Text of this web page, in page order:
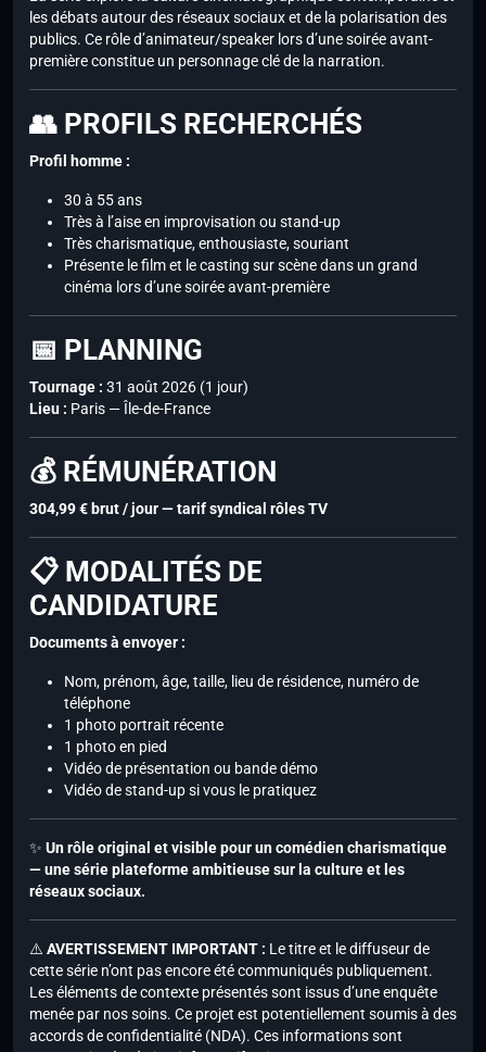
les débats autour des réseaux sociaux et de la polarisation des
publics. Ce rôle d’animateur/speaker lors d’une soirée avant-
première constitue un personnage clé de la narration.
👥 PROFILS RECHERCHÉS
Profil homme :
30 à 55 ans
Très à l’aise en improvisation ou stand-up
Très charismatique, enthousiaste, souriant
Présente le film et le casting sur scène dans un grand
cinéma lors d’une soirée avant-première
📅 PLANNING
Tournage : 31 août 2026 (1 jour)
Lieu : Paris — Île-de-France
💰 RÉMUNÉRATION
304,99 € brut / jour — tarif syndical rôles TV
📋 MODALITÉS DE
CANDIDATURE
Documents à envoyer :
Nom, prénom, âge, taille, lieu de résidence, numéro de
téléphone
1 photo portrait récente
1 photo en pied
Vidéo de présentation ou bande démo
Vidéo de stand-up si vous le pratiquez
✨ Un rôle original et visible pour un comédien charismatique
— une série plateforme ambitieuse sur la culture et les
réseaux sociaux.
⚠️ AVERTISSEMENT IMPORTANT : Le titre et le diffuseur de
cette série n’ont pas encore été communiqués publiquement.
Les éléments de contexte présentés sont issus d’une enquête
menée par nos soins. Ce projet est potentiellement soumis à des
accords de confidentialité (NDA). Ces informations sont